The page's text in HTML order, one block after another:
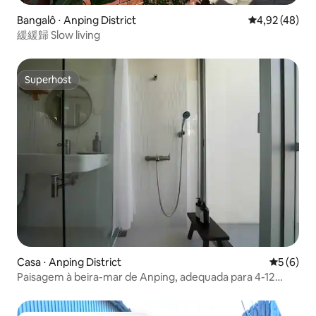
Bangalô ⋅ Anping District 4,92 de uma
4,92 (48)
緩緩歸 Slow living
Superhost
Superhost
Casa ⋅ Anping District 5 de
5 (6)
Paisagem à beira-mar de Anping, adequada para 4-12